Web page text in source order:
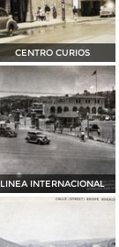
CENTRO CURIOS
LINEA INTERNACIONAL